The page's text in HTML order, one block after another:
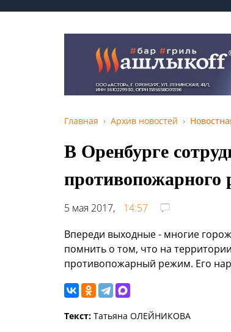
Главная Архив новостей
В Оренбурге
противопожарного
5 мая 2017,
14:57
Впереди выходные - многие
помнить о том, что на
противопожарный режим. Его
Текст: Татьяна ОЛЕЙНИКОВА